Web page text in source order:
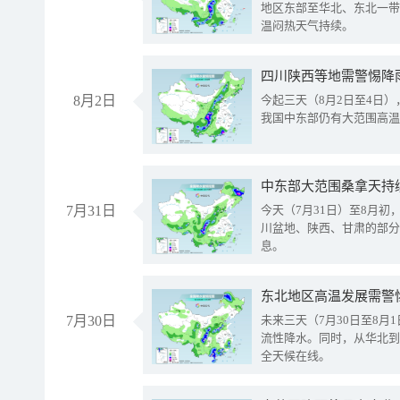
地区东部至华北、东北一
温闷热天气持续。
8月2日
今起三天（8月2日至4日
我国中东部仍有大范围高
7月31日
中东部大范围桑拿天
今天（7月31日）至8月初
川盆地、陕西、甘肃的部
息。
7月30日
东北地区高温发展需
未来三天（7月30日至8月
流性降水。同时，从华北
全天候在线。